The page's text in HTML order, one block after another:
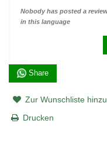
Nobody has posted a
in this language
Share
Zur Wunschliste
Drucken